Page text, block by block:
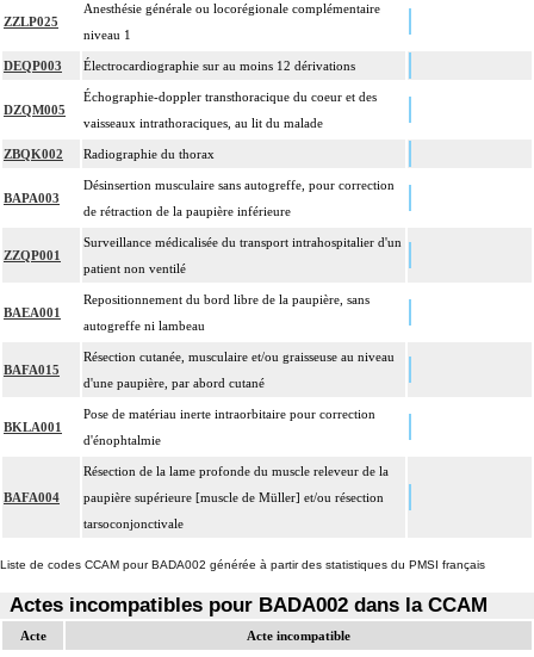
ZZLP025
Anesthésie générale ou locorégionale complémentaire
niveau 1
DEQP003 Électrocardiographie sur au moins 12 dérivations
DZQM005
Échographie-doppler transthoracique du coeur et des
vaisseaux intrathoraciques, au lit du malade
ZBQK002 Radiographie du thorax
BAPA003
Désinsertion musculaire sans autogreffe, pour correction
de rétraction de la paupière inférieure
ZZQP001
Surveillance médicalisée du transport intrahospitalier d'un
patient non ventilé
BAEA001
Repositionnement du bord libre de la paupière, sans
autogreffe ni lambeau
BAFA015
Résection cutanée, musculaire et/ou graisseuse au niveau
d'une paupière, par abord cutané
BKLA001
Pose de matériau inerte intraorbitaire pour correction
d'énophtalmie
BAFA004
Résection de la lame profonde du muscle releveur de la
paupière supérieure [muscle de Müller] et/ou résection
tarsoconjonctivale
Liste de codes CCAM pour BADA002 générée à partir des statistiques du PMSI français
Actes incompatibles pour BADA002 dans la CCAM
Acte Acte incompatible